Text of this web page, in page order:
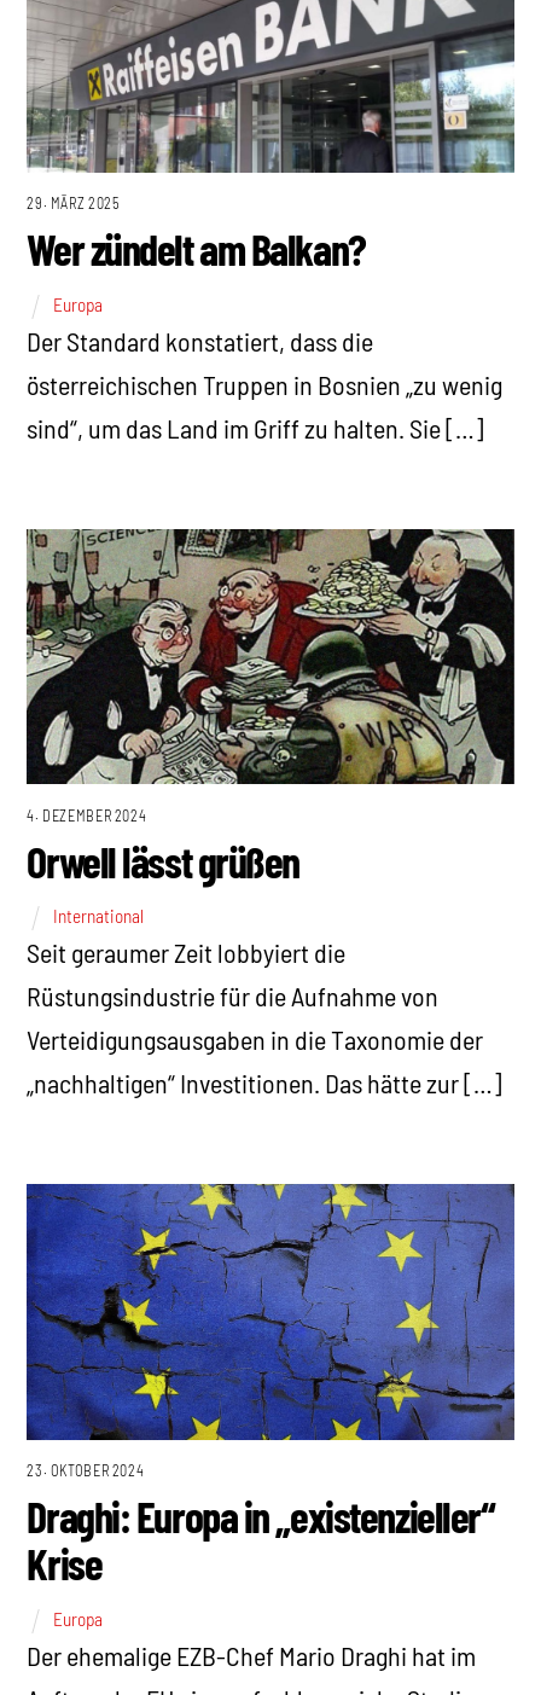
29. MÄRZ 2025
Wer zündelt am Balkan?
Europa
Der Standard konstatiert, dass die
österreichischen Truppen in Bosnien „zu wenig
sind“, um das Land im Griff zu halten. Sie […]
4. DEZEMBER 2024
Orwell lässt grüßen
International
Seit geraumer Zeit lobbyiert die
Rüstungsindustrie für die Aufnahme von
Verteidigungsausgaben in die Taxonomie der
„nachhaltigen“ Investitionen. Das hätte zur […]
23. OKTOBER 2024
Draghi: Europa in „existenzieller“
Krise
Europa
Der ehemalige EZB-Chef Mario Draghi hat im